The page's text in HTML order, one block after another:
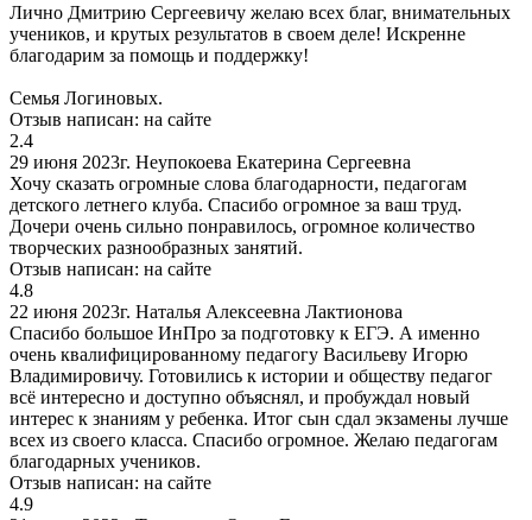
Лично Дмитрию Сергеевичу желаю всех благ, внимательных
учеников, и крутых результатов в своем деле! Искренне
благодарим за помощь и поддержку!
Семья Логиновых.
Отзыв написан: на сайте
2.4
29 июня 2023г. Неупокоева Екатерина Сергеевна
Хочу сказать огромные слова благодарности, педагогам
детского летнего клуба. Спасибо огромное за ваш труд.
Дочери очень сильно понравилось, огромное количество
творческих разнообразных занятий.
Отзыв написан: на сайте
4.8
22 июня 2023г. Наталья Алексеевна Лактионова
Спасибо большое ИнПро за подготовку к ЕГЭ. А именно
очень квалифицированному педагогу Васильеву Игорю
Владимировичу. Готовились к истории и обществу педагог
всё интересно и доступно объяснял, и пробуждал новый
интерес к знаниям у ребенка. Итог сын сдал экзамены лучше
всех из своего класса. Спасибо огромное. Желаю педагогам
благодарных учеников.
Отзыв написан: на сайте
4.9